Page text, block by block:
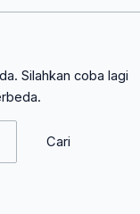
Silahkan coba lagi